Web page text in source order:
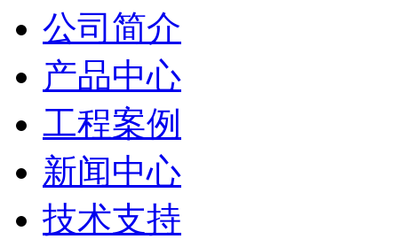
公司简介
产品中心
工程案例
新闻中心
技术支持